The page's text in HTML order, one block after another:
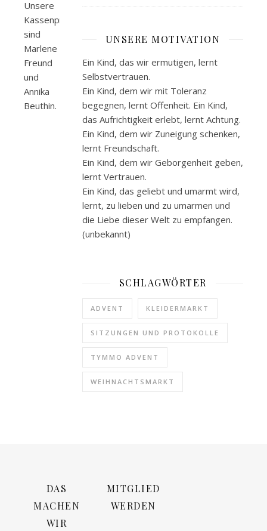
Unsere
Kassenprüfer
sind
Marlene
Freund
und
Annika
Beuthin.
UNSERE MOTIVATION
Ein Kind, das wir ermutigen, lernt
Selbstvertrauen.
Ein Kind, dem wir mit Toleranz
begegnen, lernt Offenheit. Ein Kind,
das Aufrichtigkeit erlebt, lernt Achtung.
Ein Kind, dem wir Zuneigung schenken,
lernt Freundschaft.
Ein Kind, dem wir Geborgenheit geben,
lernt Vertrauen.
Ein Kind, das geliebt und umarmt wird,
lernt, zu lieben und zu umarmen und
die Liebe dieser Welt zu empfangen.
(unbekannt)
SCHLAGWÖRTER
ADVENT KLEIDERMARKT
SITZUNGEN UND PROTOKOLLE
TYMMO ADVENT
WEIHNACHTSMARKT
DAS
MACHEN
WIR
MITGLIED
WERDEN